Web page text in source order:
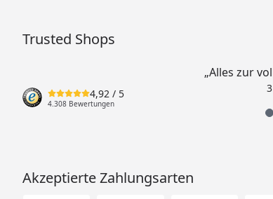
Trusted Shops
4,92 / 5
4.308 Bewertungen
„Alles zur
Akzeptierte Zahlungsarten